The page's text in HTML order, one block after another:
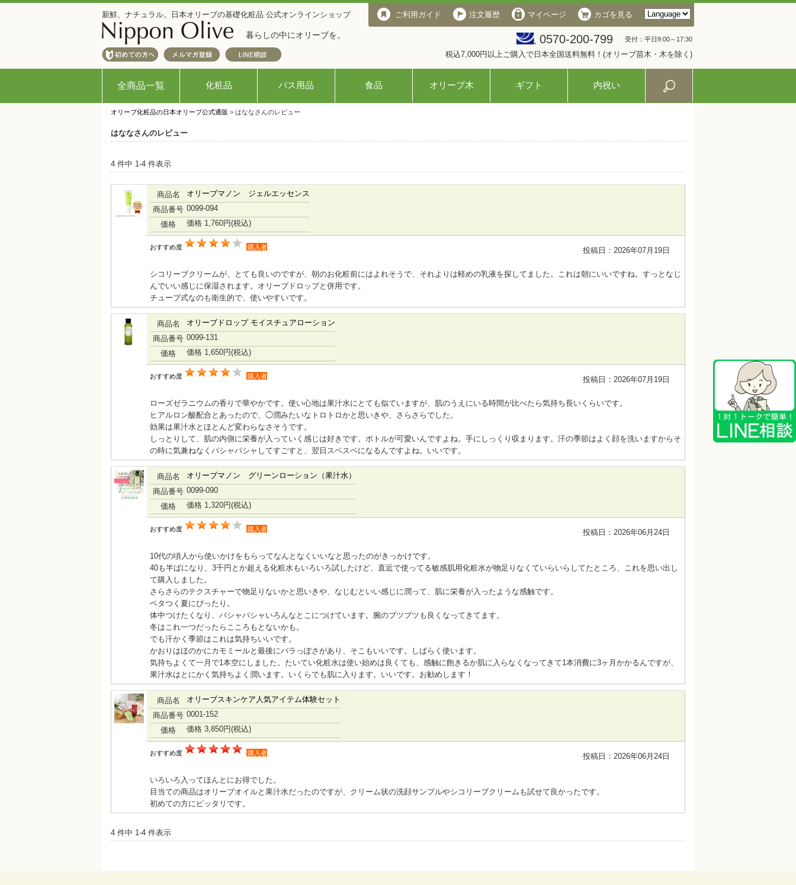
新鮮、ナチュラル。日本オリーブの基礎化粧品 公式オンラインショップ
暮らしの中にオリーブを。
ご利用ガイド 注文履歴 マイページ カゴを見る
0570-200-799 受付：平日9:00～17:30
税込7,000円以上ご購入で日本全国送料無料！(オリーブ苗木・木を除く)
全商品一覧 化粧品 バス用品 食品 オリーブ木 ギフト 内祝い
オリーブ化粧品の日本オリーブ公式通販 > はななさんのレビュー
はななさんのレビュー
4 件中 1-4 件表示
商品名
オリーブマノン ジェルエッセンス
商品番号 0099-094
価格
価格 1,760円(税込)
投稿日：2026年07月19日
おすすめ度 購入者
シコリーブクリームが、とても良いのですが、朝のお化粧前にはよれそうで、それよりは軽めの乳液を探してました。これは朝にいいですね。すっとなじ
んでいい感じに保湿されます。オリーブドロップと併用です。
チューブ式なのも衛生的で、使いやすいです。
商品名
オリーブドロップ モイスチュアローション
商品番号 0099-131
価格
価格 1,650円(税込)
投稿日：2026年07月19日
おすすめ度 購入者
ローズゼラニウムの香りで華やかです。使い心地は果汁水にとても似ていますが、肌のうえにいる時間が比べたら気持ち長いくらいです。
ヒアルロン酸配合とあったので、◯潤みたいなトロトロかと思いきや、さらさらでした。
効果は果汁水とほとんど変わらなさそうです。
しっとりして、肌の内側に栄養が入っていく感じは好きです。ボトルが可愛いんですよね。手にしっくり収まります。汗の季節はよく顔を洗いますからそ
の時に気兼ねなくパシャパシャしてすごすと、翌日スベスベになるんですよね。いいです。
商品名
オリーブマノン グリーンローション（果汁水）
商品番号 0099-090
価格
価格 1,320円(税込)
投稿日：2026年06月24日
おすすめ度 購入者
10代の頃人から使いかけをもらってなんとなくいいなと思ったのがきっかけです。
40も半ばになり、3千円とか超える化粧水もいろいろ試したけど、直近で使ってる敏感肌用化粧水が物足りなくていらいらしてたところ、これを思い出し
て購入しました。
さらさらのテクスチャーで物足りないかと思いきや、なじむといい感じに潤って、肌に栄養が入ったような感触です。
ベタつく夏にぴったり。
体中つけたくなり、バシャバシャいろんなとこにつけています。腕のブツブツも良くなってきてます。
冬はこれ一つだったらこころもとないかも。
でも汗かく季節はこれは気持ちいいです。
かおりはほのかにカモミールと最後にバラっぽさがあり、そこもいいです。しばらく使います。
気持ちよくて一月で1本空にしました。たいてい化粧水は使い始めは良くても、感触に飽きるか肌に入らなくなってきて1本消費に3ヶ月かかるんですが、
果汁水はとにかく気持ちよく潤います。いくらでも肌に入ります。いいです。お勧めします！
商品名
オリーブスキンケア人気アイテム体験セット
商品番号 0001-152
価格
価格 3,850円(税込)
投稿日：2026年06月24日
おすすめ度 購入者
いろいろ入ってほんとにお得でした。
目当ての商品はオリーブオイルと果汁水だったのですが、クリーム状の洗顔サンプルやシコリーブクリームも試せて良かったです。
初めての方にピッタリです。
4 件中 1-4 件表示